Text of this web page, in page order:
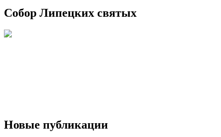
Собор Липецких святых
Новые публикации